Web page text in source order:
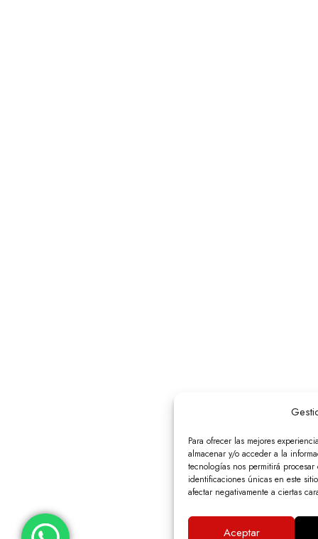
Para ofrecer las mejores
almacenar y/o acceder a la
tecnologías nos permitirá
identificaciones únicas en este
afectar negativamente a ciertas
Aceptar